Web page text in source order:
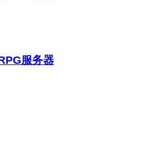
服务器